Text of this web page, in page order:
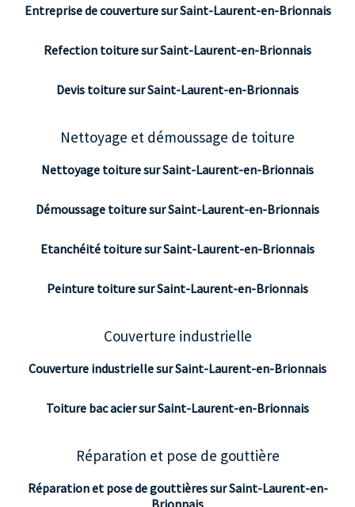
Entreprise de couverture sur Saint-Laurent-en-Brionnais
Refection toiture sur Saint-Laurent-en-Brionnais
Devis toiture sur Saint-Laurent-en-Brionnais
Nettoyage et démoussage de toiture
Nettoyage toiture sur Saint-Laurent-en-Brionnais
Démoussage toiture sur Saint-Laurent-en-Brionnais
Etanchéité toiture sur Saint-Laurent-en-Brionnais
Peinture toiture sur Saint-Laurent-en-Brionnais
Couverture industrielle
Couverture industrielle sur Saint-Laurent-en-Brionnais
Toiture bac acier sur Saint-Laurent-en-Brionnais
Réparation et pose de gouttière
Réparation et pose de gouttières sur Saint-Laurent-en-